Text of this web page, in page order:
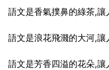
語文是香氣撲鼻的綠茶,讓
語文是浪花飛濺的大河,讓
語文是芳香四溢的花朵,讓